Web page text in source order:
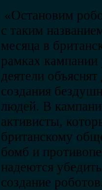
«Остановим
с таким
месяца в
рамках
деятели
создания
людей. В
активисты,
британскому
бомб и
надеются
создание